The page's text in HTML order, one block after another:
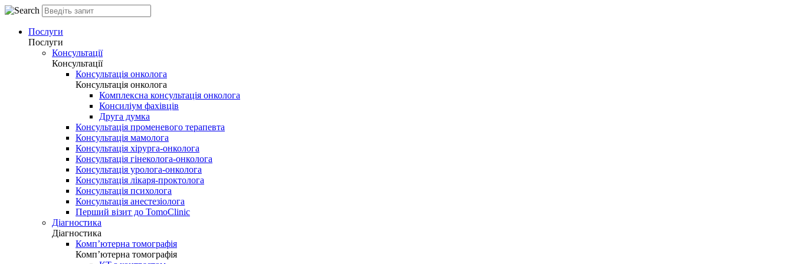
Послуги
Послуги
Консультації
Консультації
Консультація онколога
Консультація онколога
Комплексна консультація онколога
Консиліум фахівців
Друга думка
Консультація променевого терапевта
Консультація мамолога
Консультація хірурга-онколога
Консультація гінеколога-онколога
Консультація уролога-онколога
Консультація лікаря-проктолога
Консультація психолога
Консультація анестезіолога
Перший візит до TomoClinic
Діагностика
Діагностика
Комп’ютерна томографія
Комп’ютерна томографія